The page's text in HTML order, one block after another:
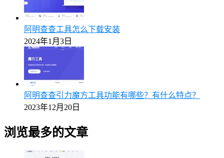
阿明查查工具怎么下载安装
2024年1月3日
阿明查查引力魔方工具功能有哪些？有什么特点？
2023年12月20日
浏览最多的文章